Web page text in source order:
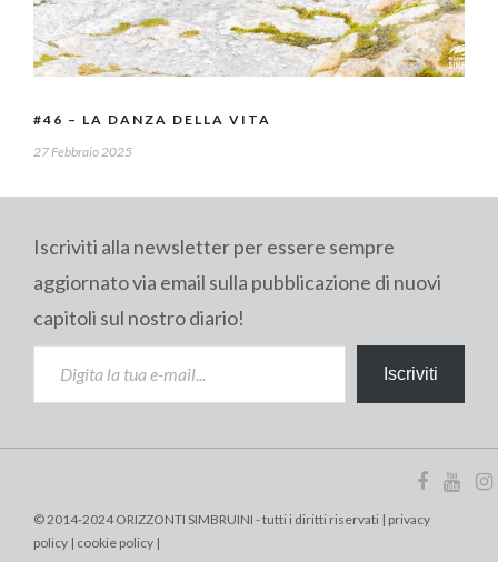
#46 – LA DANZA DELLA VITA
27 Febbraio 2025
Iscriviti alla newsletter per essere sempre
aggiornato via email sulla pubblicazione di nuovi
capitoli sul nostro diario!
DIGITA LA TUA E-MAIL...
Iscriviti
© 2014-2024 ORIZZONTI SIMBRUINI - tutti i diritti riservati | privacy
policy | cookie policy |